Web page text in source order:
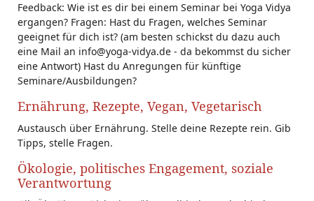
Feedback: Wie ist es dir bei einem Seminar bei Yoga Vidya
ergangen? Fragen: Hast du Fragen, welches Seminar
geeignet für dich ist? (am besten schickst du dazu auch
eine Mail an info@yoga-vidya.de - da bekommst du sicher
eine Antwort) Hast du Anregungen für künftige
Seminare/Ausbildungen?
Ernährung, Rezepte, Vegan, Vegetarisch
Austausch über Ernährung. Stelle deine Rezepte rein. Gib
Tipps, stelle Fragen.
Ökologie, politisches Engagement, soziale
Verantwortung